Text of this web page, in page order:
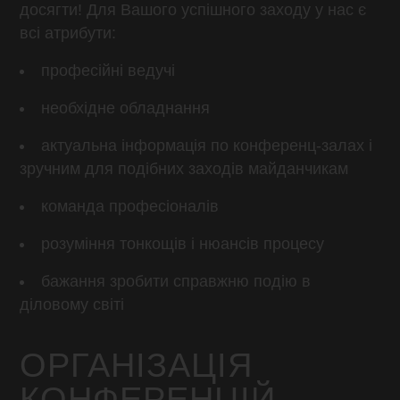
досягти! Для Вашого успішного заходу у нас є
всі атрибути:
професійні ведучі
необхідне обладнання
актуальна інформація по конференц-залах і
зручним для подібних заходів майданчикам
команда професіоналів
розуміння тонкощів і нюансів процесу
бажання зробити справжню подію в
діловому світі
ОРГАНІЗАЦІЯ